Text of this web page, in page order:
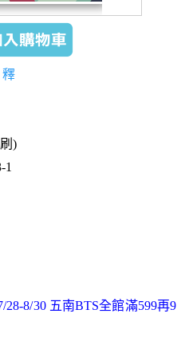
釋
)
1
28-8/30 五南BTS全館滿599再9